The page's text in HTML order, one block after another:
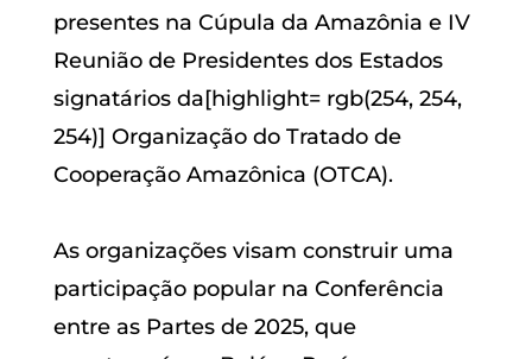
presentes na Cúpula da Amazônia e IV
Reunião de Presidentes dos Estados
signatários da[highlight= rgb(254, 254,
254)] Organização do Tratado de
Cooperação Amazônica (OTCA).
As organizações visam construir uma
participação popular na Conferência
entre as Partes de 2025, que